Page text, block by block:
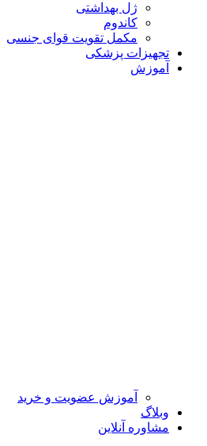
ژل بهداشتی
کاندوم
مکمل تقویت قوای جنسی
تجهیزات پزشکی
آموزش
آموزش عضویت و خرید
وبلاگ
مشاوره آنلاین